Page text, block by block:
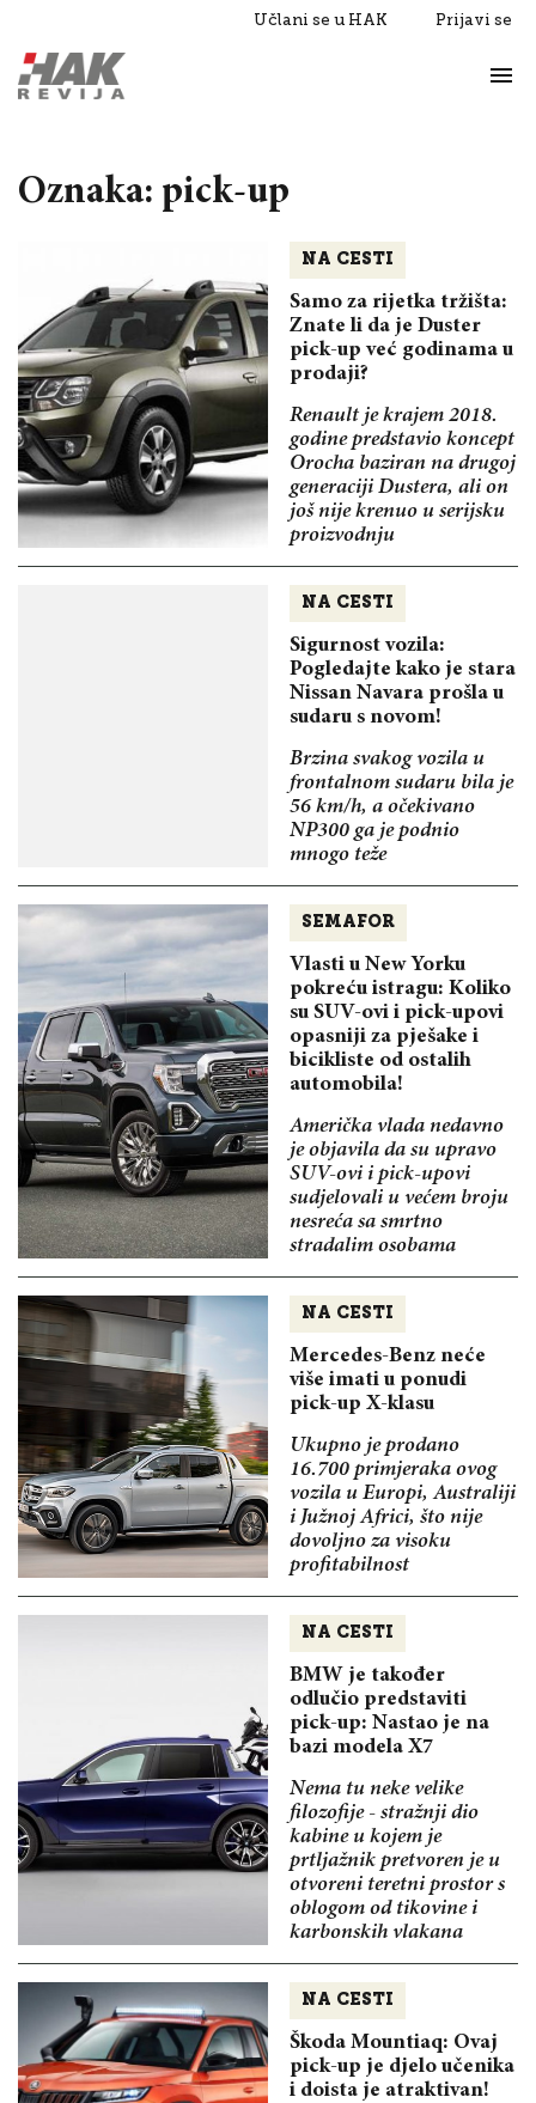
Učlani se u HAK Prijavi se
Razgovori
Oznaka: pick-up
NA CESTI
Samo za rijetka tržišta:
Znate li da je Duster
pick-up već godinama u
prodaji?
Renault je krajem 2018.
godine predstavio koncept
Orocha baziran na drugoj
generaciji Dustera, ali on
još nije krenuo u serijsku
proizvodnju
NA CESTI
Sigurnost vozila:
Pogledajte kako je stara
Nissan Navara prošla u
sudaru s novom!
Brzina svakog vozila u
frontalnom sudaru bila je
56 km/h, a očekivano
NP300 ga je podnio
mnogo teže
SEMAFOR
Vlasti u New Yorku
pokreću istragu: Koliko
su SUV-ovi i pick-upovi
opasniji za pješake i
bicikliste od ostalih
automobila!
Američka vlada nedavno
je objavila da su upravo
SUV-ovi i pick-upovi
sudjelovali u većem broju
nesreća sa smrtno
stradalim osobama
NA CESTI
Mercedes-Benz neće
više imati u ponudi
pick-up X-klasu
Ukupno je prodano
16.700 primjeraka ovog
vozila u Europi, Australiji
i Južnoj Africi, što nije
dovoljno za visoku
profitabilnost
NA CESTI
BMW je također
odlučio predstaviti
pick-up: Nastao je na
bazi modela X7
Nema tu neke velike
filozofije - stražnji dio
kabine u kojem je
prtljažnik pretvoren je u
otvoreni teretni prostor s
oblogom od tikovine i
karbonskih vlakana
NA CESTI
Škoda Mountiaq: Ovaj
pick-up je djelo učenika
i doista je atraktivan!